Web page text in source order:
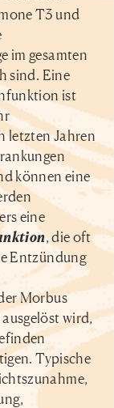
T3 und
im gesamten
sind. Eine
ist
letzten Jahren
können eine
eine
, die oft
Entzündung
Morbus
wird,
Typische